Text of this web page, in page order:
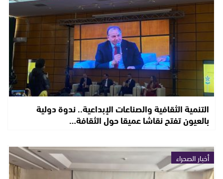
التنمية الثقافية والصناعات الإبداعية.. ندوة دولية
بالعيون تفتح نقاشا عميقا حول الثقافة…
أخبار الصحراء